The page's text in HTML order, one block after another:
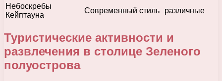
Небоскребы
Кейптауна
Современный стиль различные
Туристические активности и
развлечения в столице Зеленого
полуострова